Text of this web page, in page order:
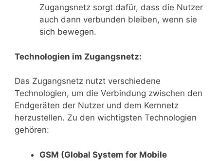
Zugangsnetz sorgt dafür, dass die Nutzer
auch dann verbunden bleiben, wenn sie
sich bewegen.
Technologien im Zugangsnetz:
Das Zugangsnetz nutzt verschiedene
Technologien, um die Verbindung zwischen den
Endgeräten der Nutzer und dem Kernnetz
herzustellen. Zu den wichtigsten Technologien
gehören:
GSM (Global System for Mobile